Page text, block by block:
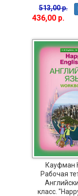
513,00 р.
436,00 р.
Кауфман
Рабочая
класс.